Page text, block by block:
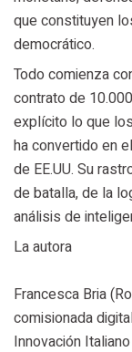
que constituyen
democrático.
Todo comienza
contrato de
explícito lo que
ha convertido en
de EE.UU. Su
de batalla, de la
análisis de
La autora
Francesca Bria
comisionada
Innovación